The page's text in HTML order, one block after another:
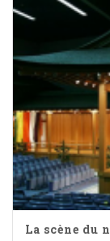
La scène du